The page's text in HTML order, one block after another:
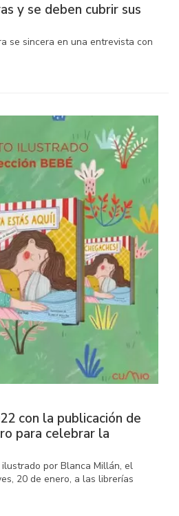
y se deben cubrir sus
se sincera en una entrevista con
con la publicación de
para celebrar la
ilustrado por Blanca Millán, el
20 de enero, a las librerías